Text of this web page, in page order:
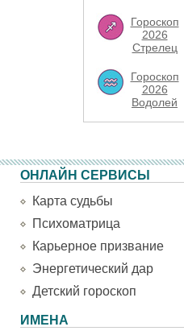
Гороскоп
2026
Стрелец
Гороскоп
2026
Водолей
ОНЛАЙН СЕРВИСЫ
Карта судьбы
Психоматрица
Карьерное призвание
Энергетический дар
Детский гороскоп
ИМЕНА